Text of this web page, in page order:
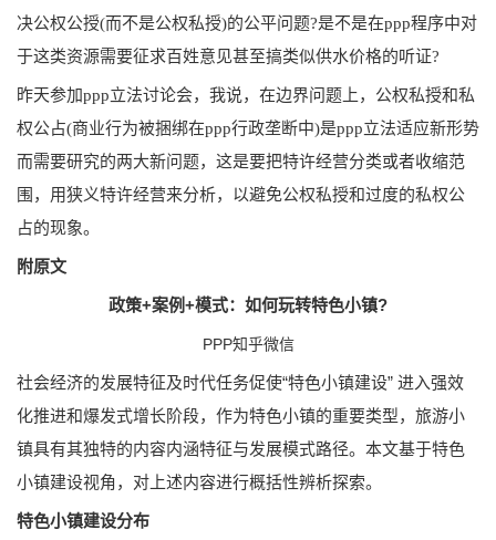
决公权公授(而不是公权私授)的公平问题?是不是在ppp程序中对
于这类资源需要征求百姓意见甚至搞类似供水价格的听证?
昨天参加ppp立法讨论会，我说，在边界问题上，公权私授和私
权公占(商业行为被捆绑在ppp行政垄断中)是ppp立法适应新形势
而需要研究的两大新问题， 这是要把特许经营分类或者收缩范
围，用狭义特许经营来分析，以避免公权私授和过度的私权公
占的现象。
附原文
政策+案例+模式：如何玩转特色小镇?
PPP知乎微信
社会经济的发展特征及时代任务促使“特色小镇建设” 进入强效
化推进和爆发式增长阶段，作为特色小镇的重要类型，旅游小
镇具有其独特的内容内涵特征与发展模式路径。本文基于特色
小镇建设视角，对上述内容进行概括性辨析探索。
特色小镇建设分布